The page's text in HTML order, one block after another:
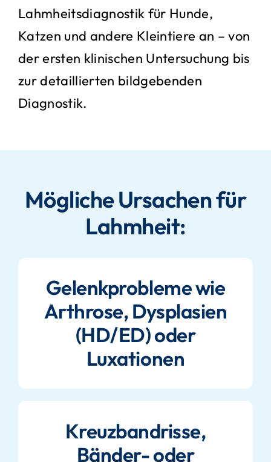
Lahmheitsdiagnostik für Hunde,
Katzen und andere Kleintiere an – von
der ersten klinischen Untersuchung bis
zur detaillierten bildgebenden
Diagnostik.
Mögliche Ursachen für
Lahmheit:
Gelenkprobleme wie
Arthrose, Dysplasien
(HD/ED) oder
Luxationen
Kreuzbandrisse,
Bänder- oder